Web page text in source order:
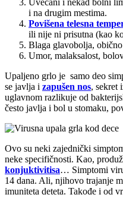
i na drugim mestima.
Povišena telesna
ili nije ni prisutna (kao
Blaga glavobolja,
Umor, malaksalost,
Upaljeno grlo je samo deo
se javlja i zapušen nos, sekret
uglavnom razlikuje od
često javlja i bol u stomaku,
Ovo su neki zajednički
neke specifičnosti. Kao,
konjuktivitisa… Simptomi
14 dana. Ali, njihovo trajanje
imuniteta deteta. Takođe i od